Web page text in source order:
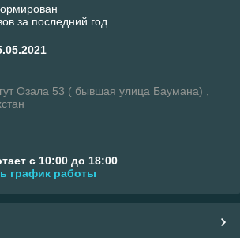
за последний год
Озала 53 ( бывшая улица Баумана) ,
с 10:00 до 18:00
график работы